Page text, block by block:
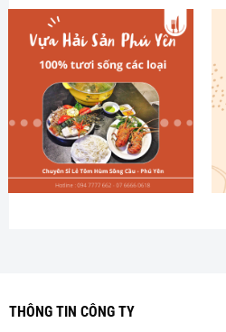
THÔNG TIN CÔNG TY